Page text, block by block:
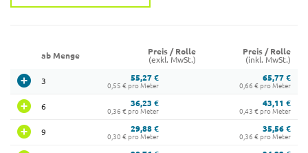
ab Menge
Preis / Rolle
(exkl. MwSt.)
Preis / Rolle
(inkl. MwSt.)
3 55,27 €
0,55 € pro Meter
65,77 €
0,66 € pro Meter
6 36,23 €
0,36 € pro Meter
43,11 €
0,43 € pro Meter
9 29,88 €
0,30 € pro Meter
35,56 €
0,36 € pro Meter